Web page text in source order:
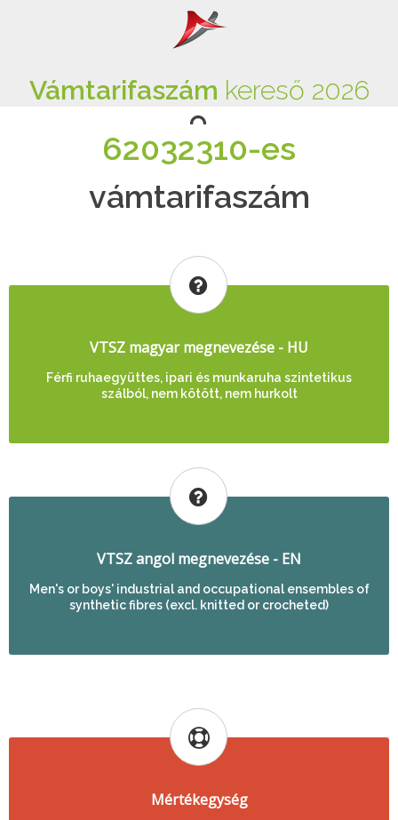
Vámtarifaszám kereső 2026
62032310-es
vámtarifaszám
VTSZ magyar megnevezése - HU
Férfi ruhaegyüttes, ipari és munkaruha szintetikus
szálból, nem kötött, nem hurkolt
VTSZ angol megnevezése - EN
Men's or boys' industrial and occupational ensembles of
synthetic fibres (excl. knitted or crocheted)
Mértékegység